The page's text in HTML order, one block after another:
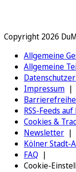
Copyright 2026
Allgemeine
Allgemeine
Impressum
RSS-Feeds
Cookies &
Newsletter
Kölner Stadt-
FAQ
Cookie-